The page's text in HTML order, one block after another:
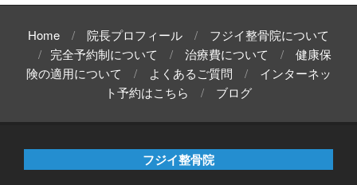
Home 院長プロフィール
フジイ整骨院について
完全予約制について
治療費について
健康保
険の適用について
よくあるご質問
インターネッ
ト予約はこちら
ブログ
フジイ整骨院